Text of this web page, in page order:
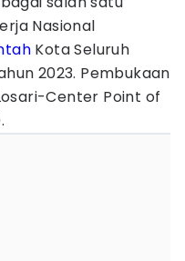
Nasional
Kota Seluruh
2023. Pembukaan
Center Point of